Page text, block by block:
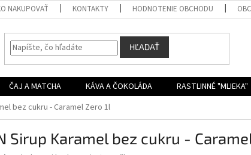
NAKUPOVAŤ KONTAKTY HODNOTENIE OBCHODU
HĽADAŤ
ČAJ A MATCHA KÁVA A ČOKOLÁDA RASTLINNÉ "MLIEKA"
bez cukru - Caramel Zero 1l
Sirup Karamel bez cukru -